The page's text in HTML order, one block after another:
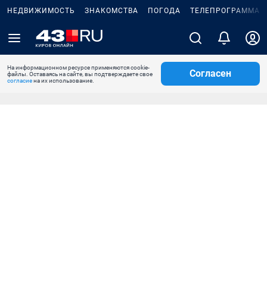
НЕДВИЖИМОСТЬ ЗНАКОМСТВА ПОГОДА ТЕЛЕПРОГРАММА
На информационном ресурсе применяются cookie-
файлы. Оставаясь на сайте, вы подтверждаете свое
согласиена их использование.
Согласен